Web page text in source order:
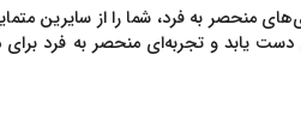
منحصر به فرد، شما را از سایرین
دست یابد و تجربه‌ای منحصر به فرد